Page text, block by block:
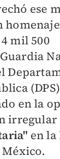
ese
mil 500
en la
irregular
en